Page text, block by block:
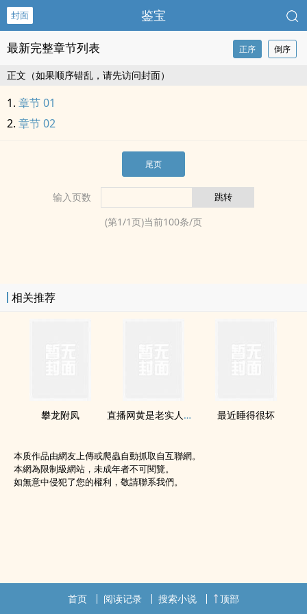
封面 鉴宝
最新完整章节列表 正序 倒序
正文（如果顺序错乱，请先访问封面）
章节 01
章节 02
尾页
输入页数
(第1/1页)当前100条/页
相关推荐
攀龙附凤 直播网黄是老实人下属 最近睡得很坏
本质作品由網友上傳或爬蟲自動抓取自互聯網。
本網為限制級網站，未成年者不可閱覽。
如無意中侵犯了您的權利，敬請聯系我們。
首页 阅读记录 搜索小说 顶部